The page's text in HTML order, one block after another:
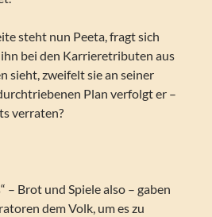
steht nun Peeta, fragt sich
bei den Karrieretributen aus
sieht, zweifelt sie an seiner
Plan verfolgt er –
verraten?
– Brot und Spiele also – gaben
dem Volk, um es zu